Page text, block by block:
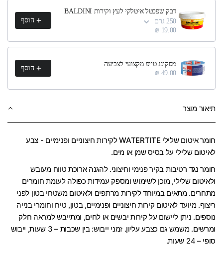
דבק שפכטל איטלקי לעץ וקירות BALDINI
250 גרם
19.00 ₪
הוסף
מסקינג טייפ מקצועי לצביעה
49.00 ₪
הוסף
תיאור מוצר
חומר איטום שלילי WATERTITE לקירות חיצוניים ופנימיים - צבע
לאיטום שלילי על בסיס שמן או מים.
חומר נגד רטיבות בקיר פנימי וחיצוני. להגנה ארוכת טווח מעובש
ולאיטום שלילי, מוכן לשימוש ומספק עמידות כפולה לעומת חומרים
מתחרים. מתאים במיוחד לקירות מרתפים ולאיטום משטחי בטון לפני
ריצוף. מיועד לאיטום קירות חיצוניים ופנימיים, בטון, טיח וחומרי בנייה
נוספים. ניתן ליישום על קירות יבשים או לחים, ומתייבש למראה חלק
ומרשים. משמש גם כצבע עליון. זמני ייבוש: בין שכבות – 3 שעות, ייבוש
סופי – 24 שעות.